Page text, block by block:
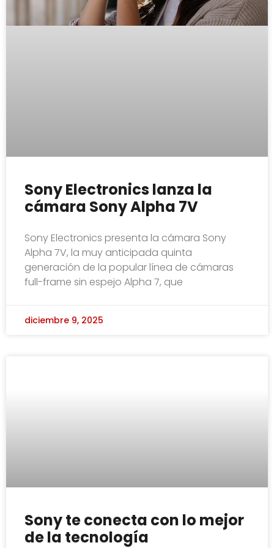
Sony Electronics lanza la
cámara Sony Alpha 7V
Sony Electronics presenta la cámara Sony
Alpha 7V, la muy anticipada quinta
generación de la popular línea de cámaras
full-frame sin espejo Alpha 7, que
diciembre 9, 2025
Sony te conecta con lo mejor
de la tecnología